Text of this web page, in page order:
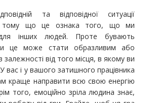
та відповідної ситуації
тому що це ознака того, що ми
інших людей. Проте бувають
це може стати образливим або
від того місця, в якому ви
вас і у вашого затишного працівника
краще направити всю свою енергію
того, емоційно зріла людина знає,